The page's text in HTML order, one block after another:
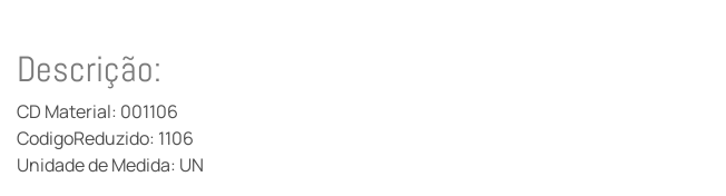
Descrição:
CD Material: 001106
CodigoReduzido: 1106
Unidade de Medida: UN